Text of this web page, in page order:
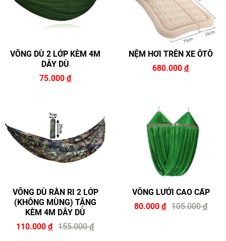
VÕNG DÙ 2 LỚP KÈM 4M
DÂY DÙ
75.000 đ
NỆM HƠI TRÊN XE ÔTÔ
680.000 đ
VÕNG DÙ RẰN RI 2 LỚP
(KHÔNG MÙNG) TẶNG
KÈM 4M DÂY DÙ
110.000 đ 155.000đ
VÕNG LƯỚI CAO CẤP
80.000 đ 105.000đ